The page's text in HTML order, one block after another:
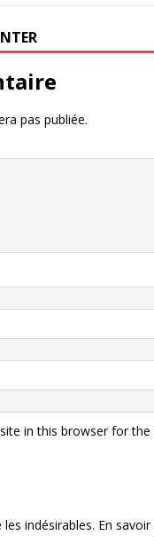
pas publiée.
in this browser for
indésirables. En